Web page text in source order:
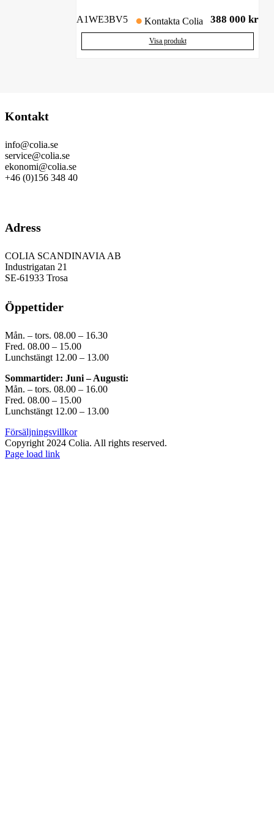
A1WE3BV5 Kontakta Colia 388 000 kr
Visa produkt
Kontakt
info@colia.se
service@colia.se
ekonomi@colia.se
+46 (0)156 348 40
Adress
COLIA SCANDINAVIA AB
Industrigatan 21
SE-61933 Trosa
Öppettider
Mån. – tors. 08.00 – 16.30
Fred. 08.00 – 15.00
Lunchstängt 12.00 – 13.00
Sommartider: Juni – Augusti:
Mån. – tors. 08.00 – 16.00
Fred. 08.00 – 15.00
Lunchstängt 12.00 – 13.00
Försäljningsvillkor
Copyright 2024 Colia. All rights reserved.
Page load link